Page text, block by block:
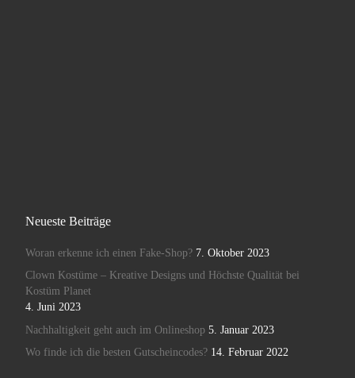
Neueste Beiträge
Woran erkenne ich einen Fake-Shop? 7. Oktober 2023
Clown Kostüme – Kreative Designs und Höchste Qualität bei
Kostüm Planet
4. Juni 2023
Nachhaltigkeit geht auch im Onlineshop 5. Januar 2023
Wo finde ich die besten Gutscheincodes? 14. Februar 2022